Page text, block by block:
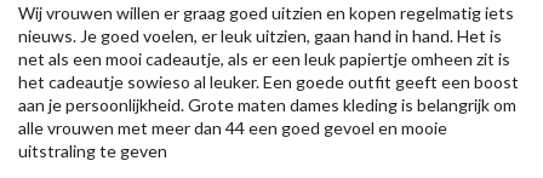
Wij vrouwen willen er graag goed uitzien en kopen regelmatig iets
nieuws. Je goed voelen, er leuk uitzien, gaan hand in hand. Het is
net als een mooi cadeautje, als er een leuk papiertje omheen zit is
het cadeautje sowieso al leuker. Een goede outfit geeft een boost
aan je persoonlijkheid. Grote maten dames kleding is belangrijk om
alle vrouwen met meer dan 44 een goed gevoel en mooie
uitstraling te geven